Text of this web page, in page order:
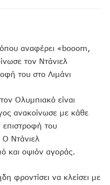
αναφέρει «booom,
τον Ντάνιελ
του στο Λιμάνι
Ολυμπιακό είναι
ανακοίνωσε με κάθε
του
Ο Ντάνιελ
και οψιόν αγοράς.
φροντίσει να κλείσει με